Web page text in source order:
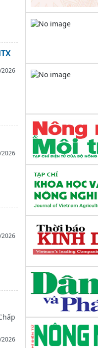
Ngày : 21/05/2025
Về việc ban hành
dụng Biểu trưng
Kế hoạch số: 104/
Ngày : 08/04/2025
Công văn số: 1361/
Ngày : 06/05/2025
Về việc thực hiện
Liên minh HTX
273/BCH-BKTr ngày...
Quyết định số:
Ngày : 17/10/2022
Về việc phê
sung) LMHTX tỉnh